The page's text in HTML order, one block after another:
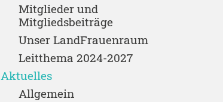
Mitglieder und
Mitgliedsbeiträge
Unser LandFrauenraum
Leitthema 2024-2027
Aktuelles
Allgemein